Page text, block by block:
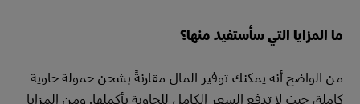
ما المزايا التي سأستفيد منها؟
من الواضح أنه يمكنك توفير المال مقارنةً بشحن حمولة حاوية
كاملة، حيث لا تدفع السعر الكامل للحاوية بأكملها. ومن المزايا